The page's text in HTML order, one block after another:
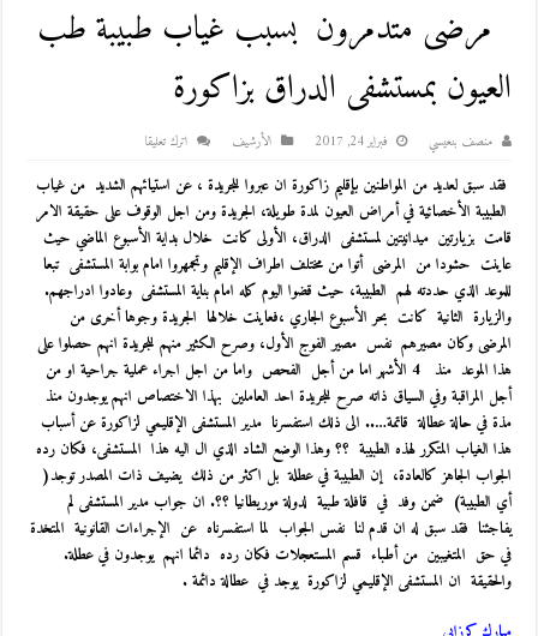
مرضى متدمرون بسبب غياب طبيبة طب
العيون بمستشفى الدراق بزاكورة
منصف بنعيسي فبراير 24, 2017 اﻷرشيف اترك تعليقا
فقد سبقلعديد من المواطنين بإقليم زاكورة ان عبروا للجريدة ، عن استيائهم الشديد من غياب
الطبيبة الأخصائية في أمراض العيون لمدة طويلة، الجريدة ومن اجل الوقوف على حقيقة الامر
قامت بزيارتين ميدانيتين لمستشفى الدراق، الأولى كانت خلال بداية الأسبوع الماضي حيث
عاينت حشودا من المرضى أتوا من مختلف اطراف الإقليم وتجمهروا امام بوابة المستشفى تبعا
للموعد الذي حددته لهم الطبيبة، حيث قضوا اليوم كله امام بناية المستشفى وعادوا ادراجهم.
والزيارة الثانية كانت بحر الأسبوع الجاري ،فعاينت خلالها الجريدة وجوها أخرى من
المرضى وكان مصيرهم نفس مصير الفوج الأول، وصرح الكثير منهم للجريدة انهم حصلوا على
هذا الموعد منذ 4 الأشهر اما من أجل الفحص واما من اجل اجراء عملية جراحية او من
أجل المراقبة وفي السياق ذاته صرح للجريدة احد العاملين بهذا الاختصاص انهم يوجدون منذ
مذة في حالة عطالة قاتمة….. الى ذلك استفسرنا مدير المستشفى الإقليمي لزاكورة عن أسباب
هذا الغياب المتكرر لهذه الطبيبة ؟؟ وهذا الوضع الشاد الذي ال اليه هذا المستشفى، فكان رده
الجواب الجاهز كالعادة، إن الطبيبة في عطلة بل اكثر من ذلك يضيف ذات المصدر توجد(
أي الطبيبة) ضمن وفد في قافلة طبية لدولة موريطانيا ؟؟. ان جواب مدير المستشفى لم
يفاجئنا فقد سبق له ان قدم لنا نفس الجواب لما استفسرناه عن الإجراءات القانونية المتخدة
في حق المتغيبين من أطباء قسم المستعجلات فكان رده دائما انهم يوجدون في عطلة.
والحقيقة ان المستشفى الإقليمي لزاكورة يوجد في عطالة دائمة .